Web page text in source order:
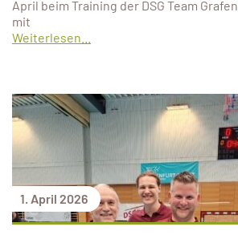
April beim Training der DSG Team
mit
Weiterlesen...
1. April 2026